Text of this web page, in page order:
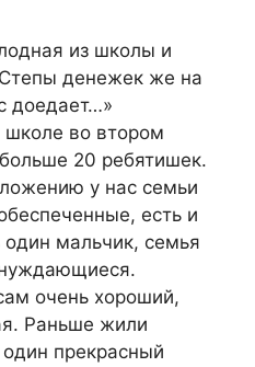
из школы и
денежек же на
доедает…»
школе во втором
20 ребятишек.
у нас семьи
есть и
мальчик, семья
очень хороший,
Раньше жили
прекрасный